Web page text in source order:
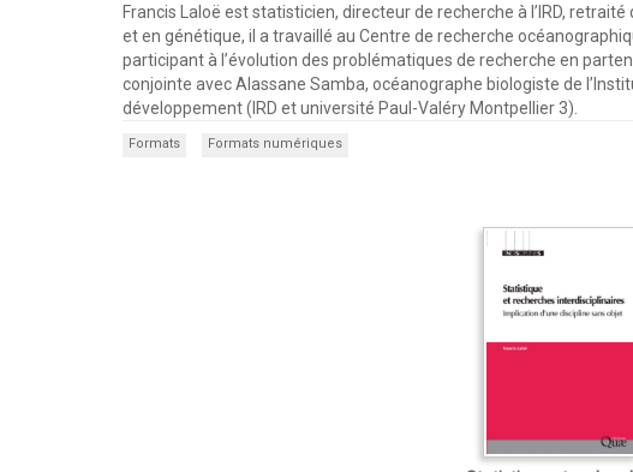
Francis Laloë est statisticien, directeur de recherche à l’IRD,
et en génétique, il a travaillé au Centre de recherche
participant à l’évolution des problématiques de recherche en
conjointe avec Alassane Samba, océanographe biologiste de
développement (IRD et université Paul-Valéry Montpellier 3).
Formats Formats numériques